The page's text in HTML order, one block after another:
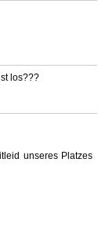
los???
unseres Platzes